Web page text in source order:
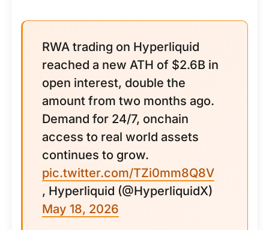
RWA trading on Hyperliquid
reached a new ATH of $2.6B in
open interest, double the
amount from two months ago.
Demand for 24/7, onchain
access to real world assets
continues to grow.
pic.twitter.com/TZi0mm8Q8V
, Hyperliquid (@HyperliquidX)
May 18, 2026